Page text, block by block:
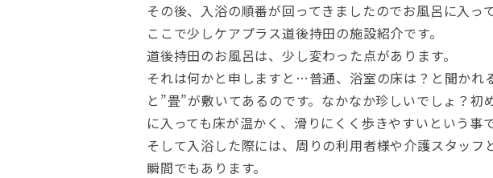
その後、入浴の順番が回ってきましたのでお風呂に入っ
ここで少しケアプラス道後持田の施設紹介です。
道後持田のお風呂は、少し変わった点があります。
それは何かと申しますと…普通、浴室の床は？と聞かれ
と”畳”が敷いてあるのです。なかなか珍しいでしょ？
に入っても床が温かく、滑りにくく歩きやすいという事
そして入浴した際には、周りの利用者様や介護スタッ
瞬間でもあります。